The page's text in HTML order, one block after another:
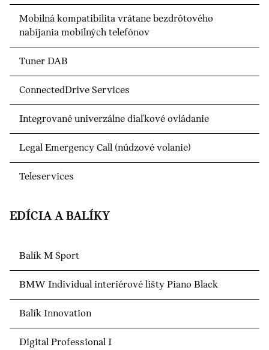
Mobilná kompatibilita vrátane bezdrôtového
nabíjania mobilných telefónov
Tuner DAB
ConnectedDrive Services
Integrované univerzálne diaľkové ovládanie
Legal Emergency Call (núdzové volanie)
Teleservices
EDÍCIA A BALÍKY
Balík M Sport
BMW Individual interiérové lišty Piano Black
Balík Innovation
Digital Professional I